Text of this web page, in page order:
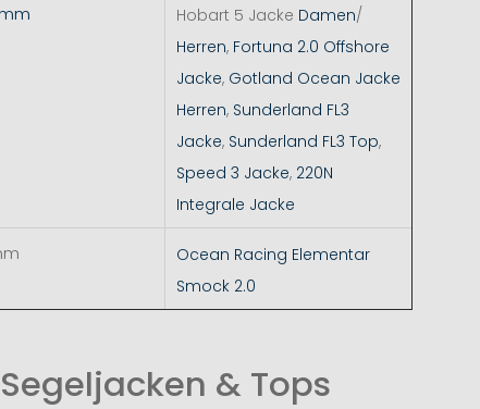
Hobart 5 Jacke Damen/
Herren, Fortuna 2.0 Offshore
Jacke, Gotland Ocean Jacke
Herren, Sunderland FL3
Jacke, Sunderland FL3 Top,
Speed 3 Jacke, 220N
Integrale Jacke
Ocean Racing Elementar
Smock 2.0
& Tops